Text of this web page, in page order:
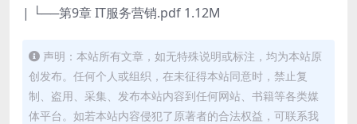
| └──第9章 IT服务营销.pdf 1.12M
声明：本站所有文章，如无特殊说明或标注，均为本站原
创发布。任何个人或组织，在未征得本站同意时，禁止复
制、盗用、采集、发布本站内容到任何网站、书籍等各类媒
体平台。如若本站内容侵犯了原著者的合法权益，可联系我